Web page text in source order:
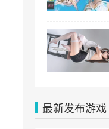
最新发布游戏